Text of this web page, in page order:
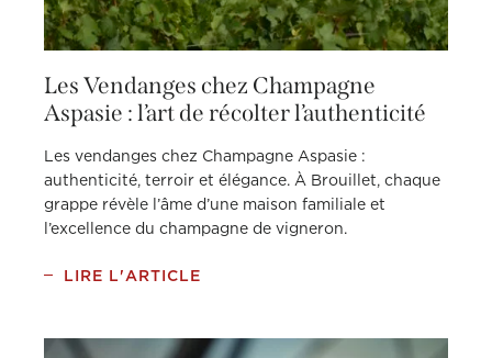
Les Vendanges chez Champagne
Aspasie : l’art de récolter l’authenticité
Les vendanges chez Champagne Aspasie :
authenticité, terroir et élégance. À Brouillet, chaque
grappe révèle l’âme d’une maison familiale et
l’excellence du champagne de vigneron.
LIRE L'ARTICLE